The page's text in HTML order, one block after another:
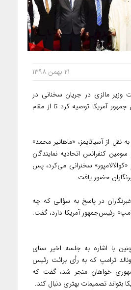
۲۱ بهمن ۱۳۹۸
مالزی در جریان سخنانی در
آمریکا توصیه کرد تا از مقام
نقل از آسیاتایمز، «ماهاتیر محمد»
کنفرانس اتحادیه نمایندگان
سخنرانی می‌کرد، پس
حضور یافت.
در پاسخ به سؤالی که چه
رئیس‌جمهور آمریکا دارد، گفت:
با اشاره به جلسه اخیر سنای
ترامپ که به رأی برائت رئیس
خواهان منجر شد، گفت که
بتواند تصمیمات بهتری دنبال کند.